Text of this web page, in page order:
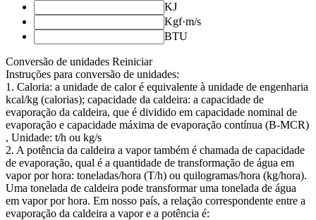
KJ
Kgf·m/s
BTU
Conversão de unidades Reiniciar
Instruções para conversão de unidades:
1. Caloria: a unidade de calor é equivalente à unidade de engenharia
kcal/kg (calorias); capacidade da caldeira: a capacidade de
evaporação da caldeira, que é dividido em capacidade nominal de
evaporação e capacidade máxima de evaporação contínua (B-MCR)
, Unidade: t/h ou kg/s
2. A potência da caldeira a vapor também é chamada de capacidade
de evaporação, qual é a quantidade de transformação de água em
vapor por hora: toneladas/hora (T/h) ou quilogramas/hora (kg/hora).
Uma tonelada de caldeira pode transformar uma tonelada de água
em vapor por hora. Em nosso país, a relação correspondente entre a
evaporação da caldeira a vapor e a potência é: